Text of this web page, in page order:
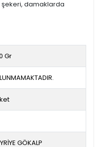
damaklarda
Gr
GÖKALP